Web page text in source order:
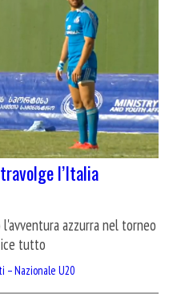
l’Italia
azzurra nel torneo
tutto
– Nazionale U20